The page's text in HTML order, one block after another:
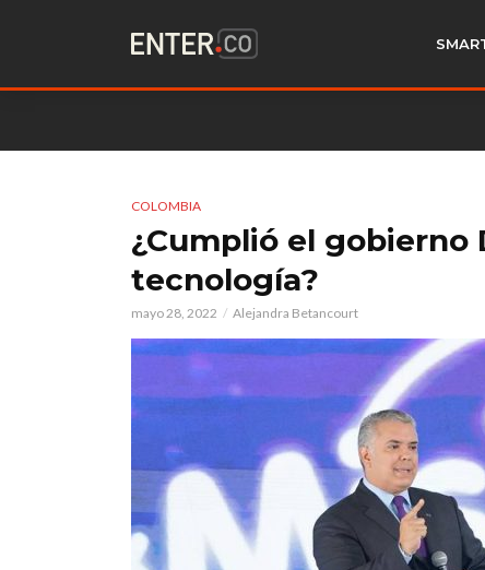
COLOMBIA
¿Cumplió el gobierno
tecnología?
mayo 28, 2022 Alejandra Betancourt